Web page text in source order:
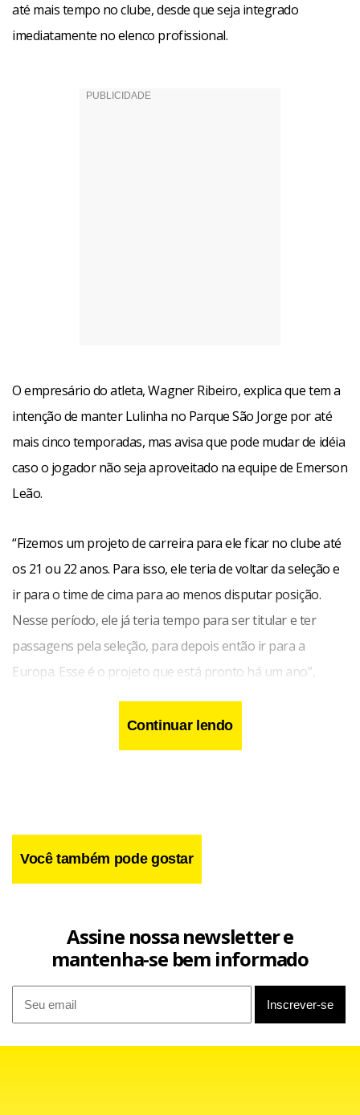
até mais tempo no clube, desde que seja integrado
imediatamente no elenco profissional.
O empresário do atleta, Wagner Ribeiro, explica que tem a
intenção de manter Lulinha no Parque São Jorge por até
mais cinco temporadas, mas avisa que pode mudar de idéia
caso o jogador não seja aproveitado na equipe de Emerson
Leão.
“Fizemos um projeto de carreira para ele ficar no clube até
os 21 ou 22 anos. Para isso, ele teria de voltar da seleção e
ir para o time de cima para ao menos disputar posição.
Nesse período, ele já teria tempo para ser titular e ter
passagens pela seleção, para depois então ir para a
Europa. Esse é o projeto que está pronto há um ano”,
explicou o representante do atleta.
Continuar lendo
Você também pode gostar
Assine nossa newsletter e
mantenha-se bem informado